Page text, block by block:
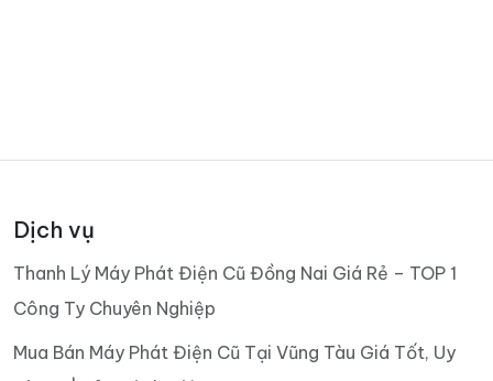
Dịch vụ
Thanh Lý Máy Phát Điện Cũ Đồng Nai Giá Rẻ – TOP 1
Công Ty Chuyên Nghiệp
Mua Bán Máy Phát Điện Cũ Tại Vũng Tàu Giá Tốt, Uy